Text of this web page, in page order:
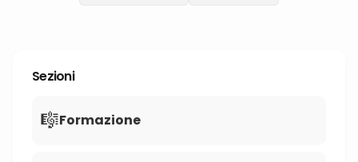
Sezioni
🎼Formazione